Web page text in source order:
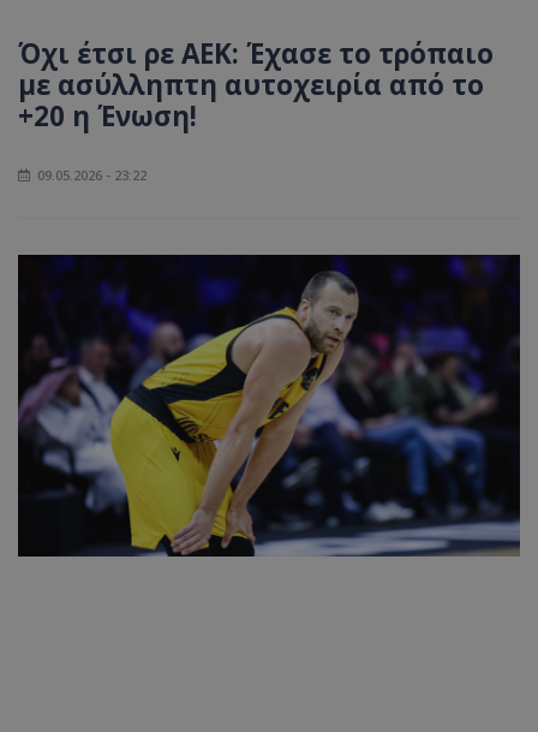
Όχι έτσι ρε ΑΕΚ: Έχασε το τρόπαιο
με ασύλληπτη αυτοχειρία από το
+20 η Ένωση!
09.05.2026 - 23:22